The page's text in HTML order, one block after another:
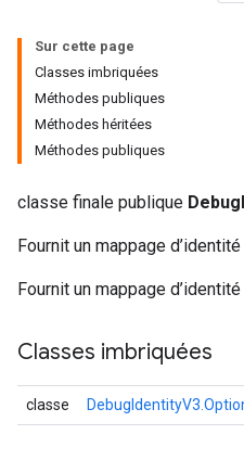
Sur cette page
Classes imbriquées
Méthodes publiques
Méthodes héritées
Méthodes publiques
classe finale publique
Fournit un mappage
Fournit un mappage
Classes imbriquées
classe